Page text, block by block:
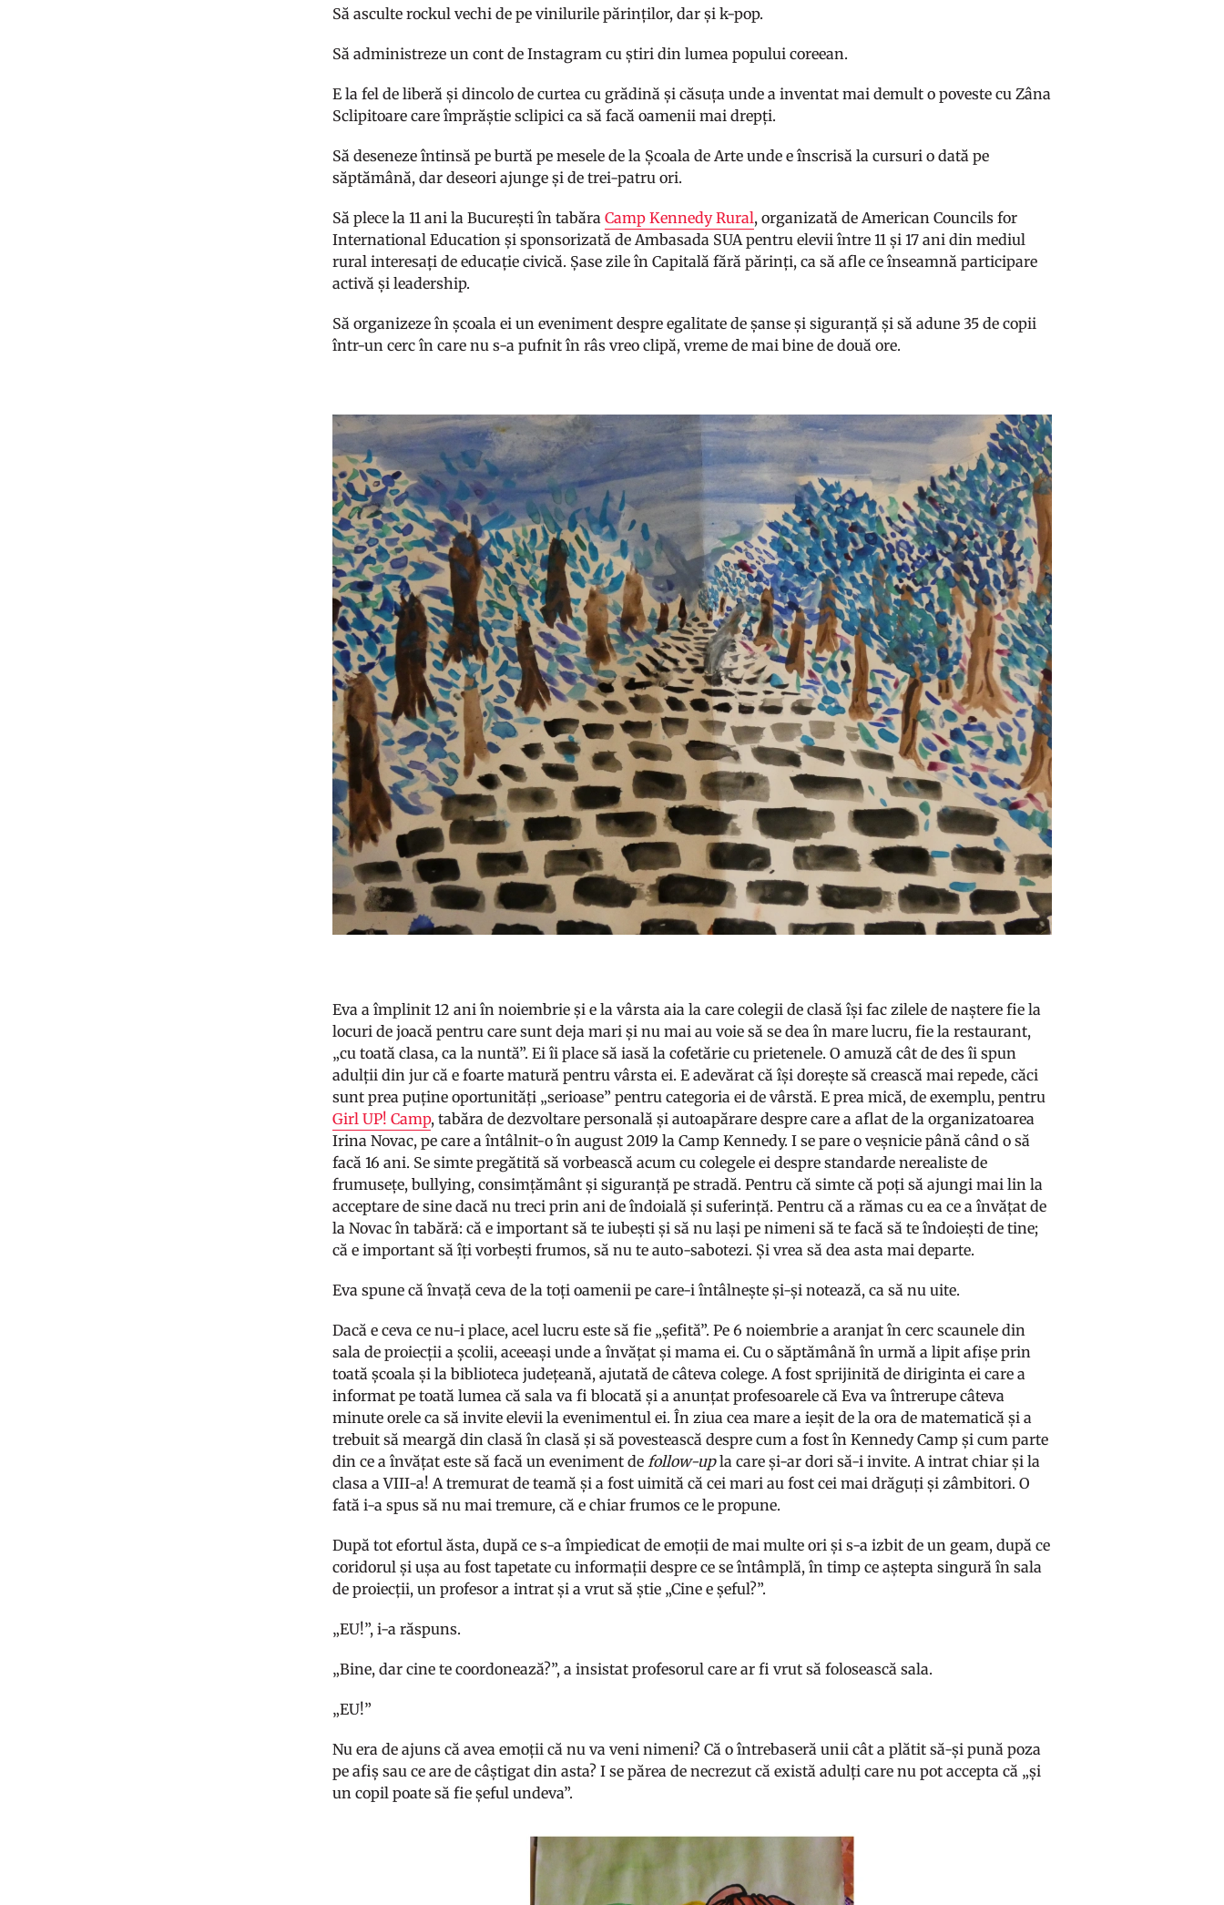
Să asculte rockul vechi de pe vinilurile părinților, dar și k-pop.
Să administreze un cont de Instagram cu știri din lumea popului coreean.
E la fel de liberă și dincolo de curtea cu grădină și căsuța unde a inventat mai demult o poveste cu Zâna
Sclipitoare care împrăștie sclipici ca să facă oamenii mai drepți.
Să deseneze întinsă pe burtă pe mesele de la Școala de Arte unde e înscrisă la cursuri o dată pe
săptămână, dar deseori ajunge și de trei-patru ori.
Să plece la 11 ani la București în tabăraCamp Kennedy Rural, organizată de American Councils for
International Education și sponsorizată de Ambasada SUA pentru elevii între 11 și 17 ani din mediul
rural interesați de educație civică. Șase zile în Capitală fără părinți, ca să afle ce înseamnă participare
activă și leadership.
Să organizeze în școala ei un eveniment despre egalitate de șanse și siguranță și să adune 35 de copii
într-un cerc în care nu s-a pufnit în râs vreo clipă, vreme de mai bine de două ore.
Eva a împlinit 12 ani în noiembrie și e la vârsta aia la care colegii de clasă își fac zilele de naștere fie la
locuri de joacă pentru care sunt deja mari și nu mai au voie să se dea în mare lucru, fie la restaurant,
„cu toată clasa, ca la nuntă”. Ei îi place să iasă la cofetărie cu prietenele. O amuză cât de des îi spun
adulții din jur că e foarte matură pentru vârsta ei. E adevărat că își dorește să crească mai repede, căci
sunt prea puține oportunități „serioase” pentru categoria ei de vârstă. E prea mică, de exemplu, pentru
Girl UP! Camp, tabăra de dezvoltare personală și autoapărare despre care a aflat de la organizatoarea
Irina Novac, pe care a întâlnit-o în august 2019 la Camp Kennedy. I se pare o veșnicie până când o să
facă 16 ani. Se simte pregătită să vorbească acum cu colegele ei despre standarde nerealiste de
frumusețe, bullying, consimțământ și siguranță pe stradă. Pentru că simte că poți să ajungi mai lin la
acceptare de sine dacă nu treci prin ani de îndoială și suferință. Pentru că a rămas cu ea ce a învățat de
la Novac în tabără: că e important să te iubești și să nu lași pe nimeni să te facă să te îndoiești de tine;
că e important să îți vorbești frumos, să nu te auto-sabotezi. Și vrea să dea asta mai departe.
Eva spune că învață ceva de la toți oamenii pe care-i întâlnește și-și notează, ca să nu uite.
Dacă e ceva ce nu-i place, acel lucru este să fie „șefită”. Pe 6 noiembrie a aranjat în cerc scaunele din
sala de proiecții a școlii, aceeași unde a învățat și mama ei. Cu o săptămână în urmă a lipit afișe prin
toată școala și la biblioteca județeană, ajutată de câteva colege. A fost sprijinită de diriginta ei care a
informat pe toată lumea că sala va fi blocată și a anunțat profesoarele că Eva va întrerupe câteva
minute orele ca să invite elevii la evenimentul ei. În ziua cea mare a ieșit de la ora de matematică și a
trebuit să meargă din clasă în clasă și să povestească despre cum a fost în Kennedy Camp și cum parte
din ce a învățat este să facă un eveniment defollow-upla care și-ar dori să-i invite. A intrat chiar și la
clasa a VIII-a! A tremurat de teamă și a fost uimită că cei mari au fost cei mai drăguți și zâmbitori. O
fată i-a spus să nu mai tremure, că e chiar frumos ce le propune.
După tot efortul ăsta, după ce s-a împiedicat de emoții de mai multe ori și s-a izbit de un geam, după ce
coridorul și ușa au fost tapetate cu informații despre ce se întâmplă, în timp ce aștepta singură în sala
de proiecții, un profesor a intrat și a vrut să știe „Cine e șeful?”.
„EU!”, i-a răspuns.
„Bine, dar cine te coordonează?”, a insistat profesorul care ar fi vrut să folosească sala.
„EU!”
Nu era de ajuns că avea emoții că nu va veni nimeni? Că o întrebaseră unii cât a plătit să-și pună poza
pe afiș sau ce are de câștigat din asta? I se părea de necrezut că există adulți care nu pot accepta că „și
un copil poate să fie șeful undeva”.